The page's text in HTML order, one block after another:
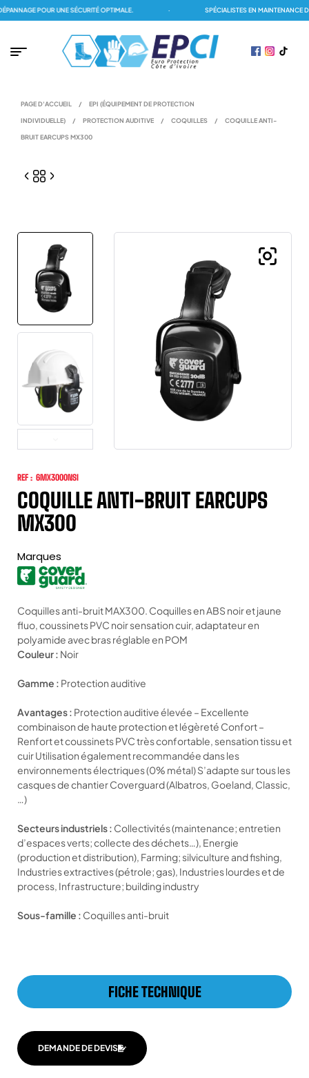
POUR UNE SÉCURITÉ OPTIMALE. SPÉCIALISTES EN MAINTENANCE
PAGE D'ACCUEIL / EPI (ÉQUIPEMENT DE PROTECTION
INDIVIDUELLE) / PROTECTION AUDITIVE / COQUILLES / COQUILLE ANTI-
BRUIT EARCUPS MX300
REF : 6MX3000NSI
COQUILLE ANTI-BRUIT EARCUPS
MX300
Marques
Coquilles anti-bruit MAX300. Coquilles en ABS noir et jaune
fluo, coussinets PVC noir sensation cuir, adaptateur en
polyamide avec bras réglable en POM
Couleur : Noir
Gamme : Protection auditive
Avantages : Protection auditive élevée – Excellente
combinaison de haute protection et légèreté Confort –
Renfort et coussinets PVC très confortable, sensation tissu et
cuir Utilisation également recommandée dans les
environnements électriques (0% métal) S’adapte sur tous les
casques de chantier Coverguard (Albatros, Goeland, Classic,
…)
Secteurs industriels : Collectivités (maintenance; entretien
d’espaces verts; collecte des déchets…), Energie
(production et distribution), Farming; silviculture and fishing,
Industries extractives (pétrole; gas), Industries lourdes et de
process, Infrastructure; building industry
Sous-famille : Coquilles anti-bruit
FICHE TECHNIQUE
DEMANDE DE DEVIS